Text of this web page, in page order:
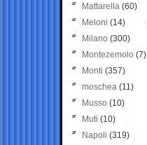
Mattarella (60)
Meloni (14)
Milano (300)
Montezemolo (7)
Monti (357)
moschea (11)
Musso (10)
Muti (10)
Napoli (319)